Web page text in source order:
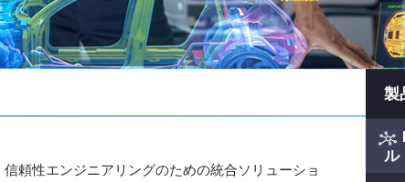
信頼性エンジニアリングのための統合ソリューショ
製
ル